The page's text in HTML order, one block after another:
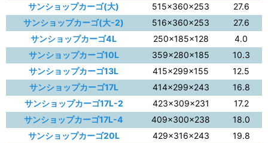
サンショップカーゴ(大)
515×360×253
27.6
サンショップカーゴ(大-2)
516×360×253
27.6
サンショップカーゴ4L
250×185×128
4.0
サンショップカーゴ10L
359×280×185
10.3
サンショップカーゴ13L
415×299×155
12.5
サンショップカーゴ17L
414×299×243
16.8
サンショップカーゴ17L-2
423×309×231
17.2
サンショップカーゴ17L-4
409×300×238
18.0
サンショップカーゴ20L
429×316×243
19.8